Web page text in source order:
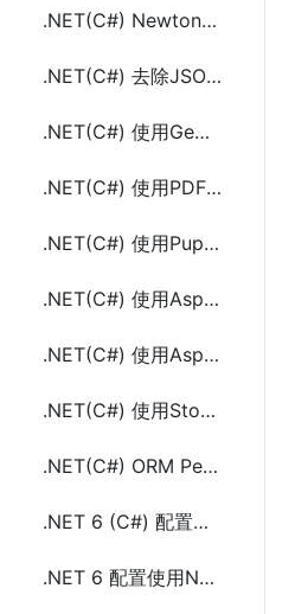
.NET(C#) Newtonsoft.JSON 自定义JsonConverter处理不同的JSON数据
.NET(C#) 去除JSON字符串反序列化对象列表中重复对象
.NET(C#) 使用GemBox.Document将HTML转成PDF
.NET(C#) 使用PDF Metamorphosis .Net将HTML转成PDF
.NET(C#) 使用PuppeteerSharp将HTML转成PDF
.NET(C#) 使用Aspose.Html将HTML转成PDF
.NET(C#) 使用Aspose.Pdf将HTML转成PDF
.NET(C#) 使用Stopwatch实现执行耗时及性能监测
.NET(C#) ORM PetaPoco简介及使用示例代码
.NET 6 (C#) 配置数据库连接字符串的方法及示例代码
.NET 6 配置使用NLog日志框架的方法及示例代码